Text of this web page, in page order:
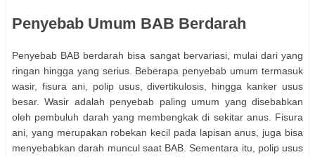
Penyebab Umum BAB Berdarah
Penyebab BAB berdarah bisa sangat bervariasi, mulai dari yang
ringan hingga yang serius. Beberapa penyebab umum termasuk
wasir, fisura ani, polip usus, divertikulosis, hingga kanker usus
besar. Wasir adalah penyebab paling umum yang disebabkan
oleh pembuluh darah yang membengkak di sekitar anus. Fisura
ani, yang merupakan robekan kecil pada lapisan anus, juga bisa
menyebabkan darah muncul saat BAB. Sementara itu, polip usus